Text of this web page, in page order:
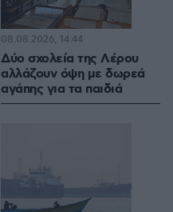
Δύο σχολεία της Λέρου
αλλάζουν όψη με δωρεά
αγάπης για τα παιδιά
08.08.2026, 14:44